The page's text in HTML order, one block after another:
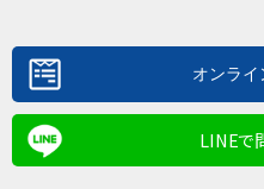
LINEで